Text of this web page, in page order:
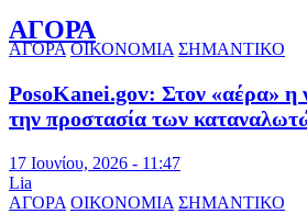
ΑΓΟΡΑ
ΑΓΟΡΑ ΟΙΚΟΝΟΜΙΑ ΣΗΜΑΝΤΙΚΟ
PosoKanei.gov: Στον «αέρα» η
την προστασία των
17 Ιουνίου, 2026 - 11:47
Lia
ΑΓΟΡΑ ΟΙΚΟΝΟΜΙΑ ΣΗΜΑΝΤΙΚΟ